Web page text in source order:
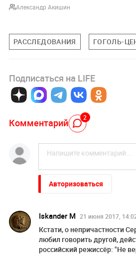
Александр Акишин
РАССЛЕДОВАНИЯ ГОГОЛЬ-
Подписаться на LIFE
Комментарий 2
Авторизоваться
Iskander M 21 июня 2017,
Кстати, о непричастности
любил говорить другой,
российский режиссёр: "Не